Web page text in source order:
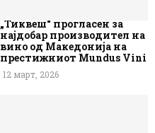
„Тиквеш“ прогласен за
најдобар производител на
вино од Македонија на
престижниот Mundus Vini
12 март, 2026